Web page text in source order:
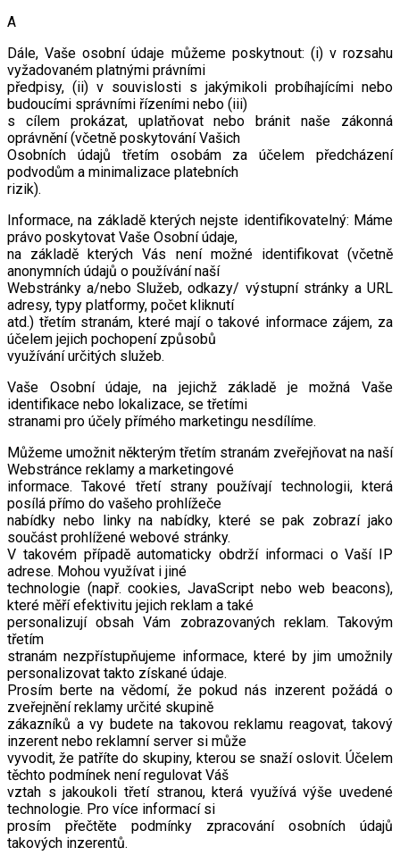
A
Dále, Vaše osobní údaje můžeme poskytnout: (i) v rozsahu
vyžadovaném platnými právními
předpisy, (ii) v souvislosti s jakýmikoli probíhajícími nebo
budoucími správními řízeními nebo (iii)
s cílem prokázat, uplatňovat nebo bránit naše zákonná
oprávnění (včetně poskytování Vašich
Osobních údajů třetím osobám za účelem předcházení
podvodům a minimalizace platebních
rizik).
Informace, na základě kterých nejste identifikovatelný: Máme
právo poskytovat Vaše Osobní údaje,
na základě kterých Vás není možné identifikovat (včetně
anonymních údajů o používání naší
Webstránky a/nebo Služeb, odkazy/ výstupní stránky a URL
adresy, typy platformy, počet kliknutí
atd.) třetím stranám, které mají o takové informace zájem, za
účelem jejich pochopení způsobů
využívání určitých služeb.
Vaše Osobní údaje, na jejichž základě je možná Vaše
identifikace nebo lokalizace, se třetími
stranami pro účely přímého marketingu nesdílíme.
Můžeme umožnit některým třetím stranám zveřejňovat na naší
Webstránce reklamy a marketingové
informace. Takové třetí strany používají technologii, která
posílá přímo do vašeho prohlížeče
nabídky nebo linky na nabídky, které se pak zobrazí jako
součást prohlížené webové stránky.
V takovém případě automaticky obdrží informaci o Vaší IP
adrese. Mohou využívat i jiné
technologie (např. cookies, JavaScript nebo web beacons),
které měří efektivitu jejich reklam a také
personalizují obsah Vám zobrazovaných reklam. Takovým
třetím
stranám nezpřístupňujeme informace, které by jim umožnily
personalizovat takto získané údaje.
Prosím berte na vědomí, že pokud nás inzerent požádá o
zveřejnění reklamy určité skupině
zákazníků a vy budete na takovou reklamu reagovat, takový
inzerent nebo reklamní server si může
vyvodit, že patříte do skupiny, kterou se snaží oslovit. Účelem
těchto podmínek není regulovat Váš
vztah s jakoukoli třetí stranou, která využívá výše uvedené
technologie. Pro více informací si
prosím přečtěte podmínky zpracování osobních údajů
takových inzerentů.